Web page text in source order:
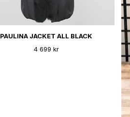
PAULINA JACKET ALL BLACK
4 699 kr